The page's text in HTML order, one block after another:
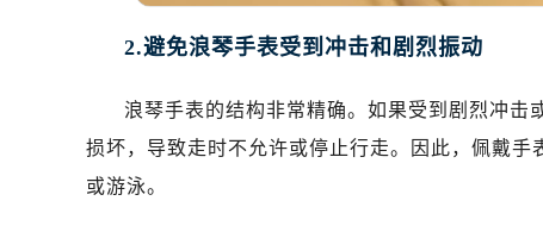
东莞市东城街道鸿福东路1号民盈国
南通市崇川区工农路57号圆融广场写
苏州市苏州工业园区星港街199号苏
2.避免浪琴手表受到冲击和剧烈振动
浪琴手表的结构非常精确。如果受到剧烈冲
损坏，导致走时不允许或停止行走。因此，佩戴
或游泳。